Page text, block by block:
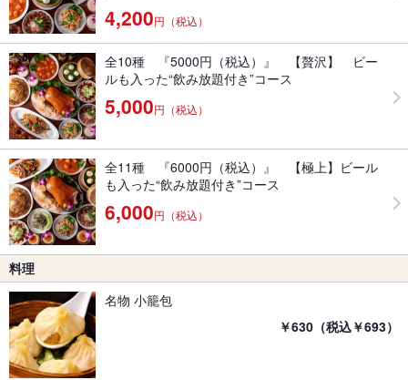
4,200円（税込）
全10種 『5000円（税込）』 【贅沢】 ビー
ルも入った“飲み放題付き”コース
5,000円（税込）
全11種 『6000円（税込）』 【極上】ビール
も入った“飲み放題付き”コース
6,000円（税込）
料理
名物 小籠包
￥630（税込￥693）